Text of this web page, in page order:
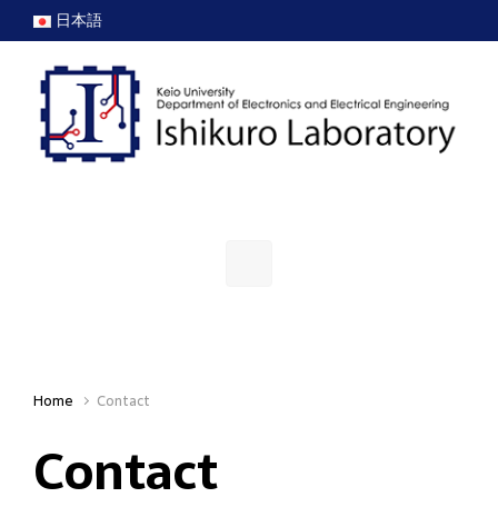
Skip to main content
日本語
Home Contact
Contact